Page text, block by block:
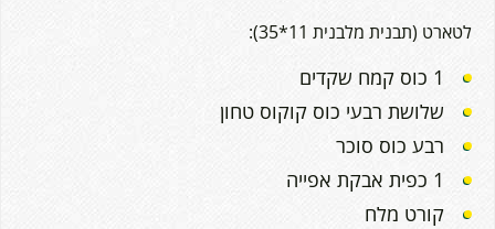
לטארט (תבנית מלבנית 11*35):
1 כוס קמח שקדים
שלושת רבעי כוס קוקוס טחון
רבע כוס סוכר
1 כפית אבקת אפייה
קורט מלח